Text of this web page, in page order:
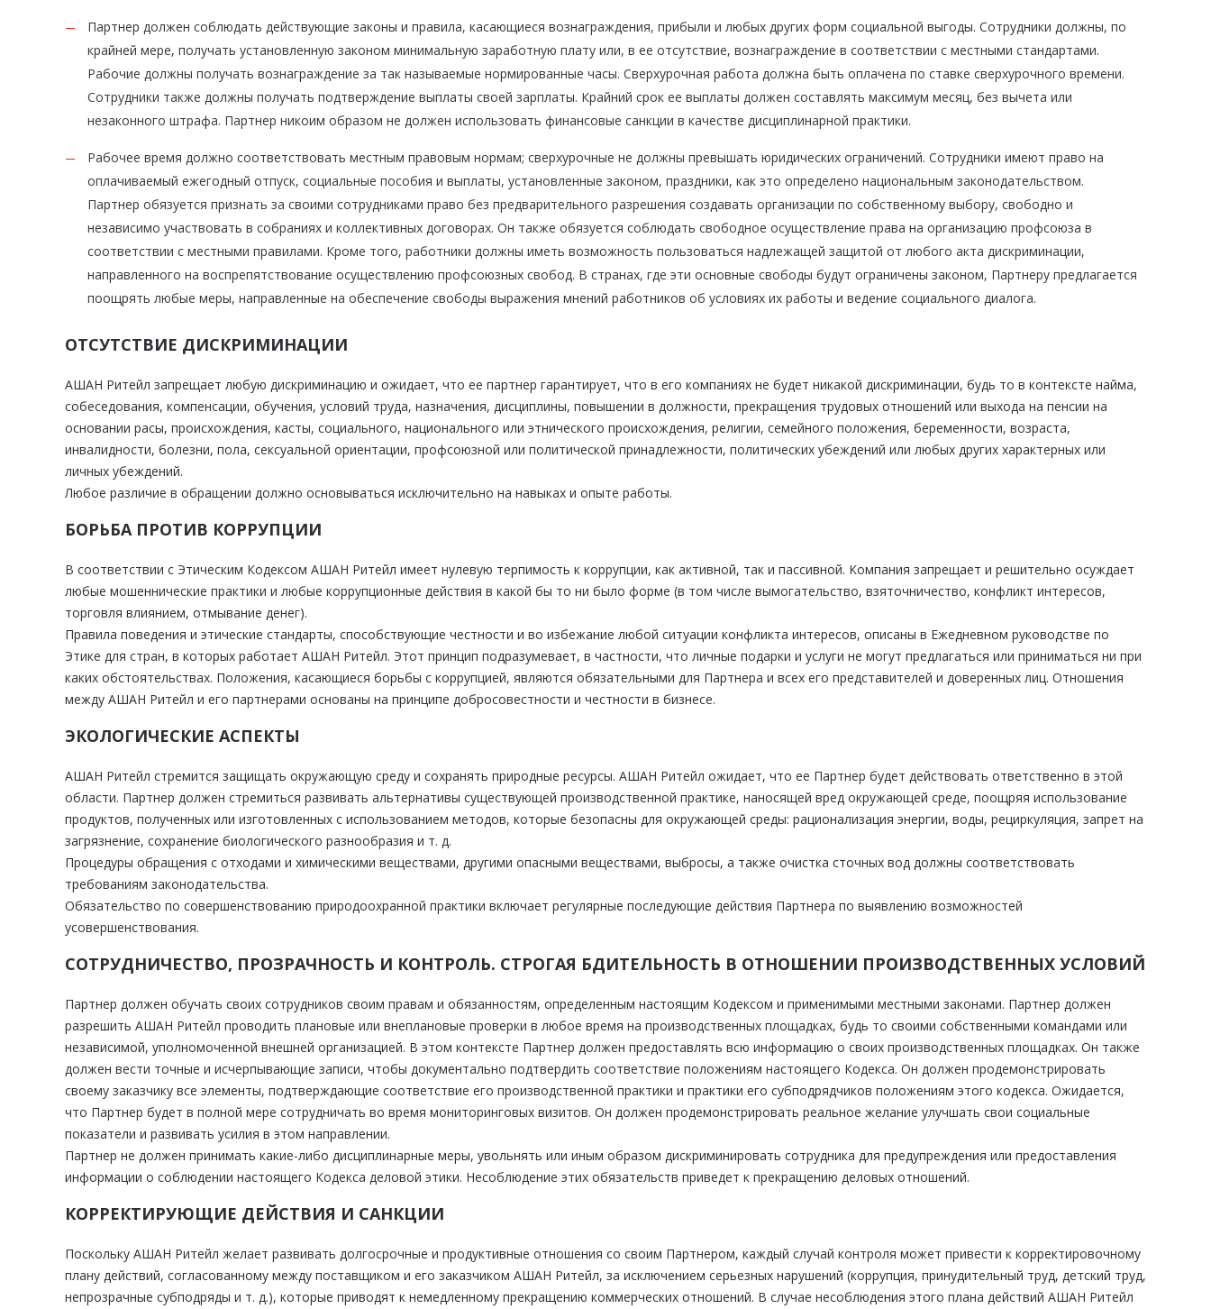
Партнер должен соблюдать действующие законы и правила, касающиеся вознаграждения, прибыли и любых других форм социальной выгоды. Сотрудники должны, по
крайней мере, получать установленную законом минимальную заработную плату или, в ее отсутствие, вознаграждение в соответствии с местными стандартами.
Рабочие должны получать вознаграждение за так называемые нормированные часы. Сверхурочная работа должна быть оплачена по ставке сверхурочного времени.
Сотрудники также должны получать подтверждение выплаты своей зарплаты. Крайний срок ее выплаты должен составлять максимум месяц, без вычета или
незаконного штрафа. Партнер никоим образом не должен использовать финансовые санкции в качестве дисциплинарной практики.
Рабочее время должно соответствовать местным правовым нормам; сверхурочные не должны превышать юридических ограничений. Сотрудники имеют право на
оплачиваемый ежегодный отпуск, социальные пособия и выплаты, установленные законом, праздники, как это определено национальным законодательством.
Партнер обязуется признать за своими сотрудниками право без предварительного разрешения создавать организации по собственному выбору, свободно и
независимо участвовать в собраниях и коллективных договорах. Он также обязуется соблюдать свободное осуществление права на организацию профсоюза в
соответствии с местными правилами. Кроме того, работники должны иметь возможность пользоваться надлежащей защитой от любого акта дискриминации,
направленного на воспрепятствование осуществлению профсоюзных свобод. В странах, где эти основные свободы будут ограничены законом, Партнеру предлагается
поощрять любые меры, направленные на обеспечение свободы выражения мнений работников об условиях их работы и ведение социального диалога.
ОТСУТСТВИЕ ДИСКРИМИНАЦИИ
АШАН Ритейл запрещает любую дискриминацию и ожидает, что ее партнер гарантирует, что в его компаниях не будет никакой дискриминации, будь то в контексте найма,
собеседования, компенсации, обучения, условий труда, назначения, дисциплины, повышении в должности, прекращения трудовых отношений или выхода на пенсии на
основании расы, происхождения, касты, социального, национального или этнического происхождения, религии, семейного положения, беременности, возраста,
инвалидности, болезни, пола, сексуальной ориентации, профсоюзной или политической принадлежности, политических убеждений или любых других характерных или
личных убеждений.
Любое различие в обращении должно основываться исключительно на навыках и опыте работы.
БОРЬБА ПРОТИВ КОРРУПЦИИ
В соответствии с Этическим Кодексом АШАН Ритейл имеет нулевую терпимость к коррупции, как активной, так и пассивной. Компания запрещает и решительно осуждает
любые мошеннические практики и любые коррупционные действия в какой бы то ни было форме (в том числе вымогательство, взяточничество, конфликт интересов,
торговля влиянием, отмывание денег).
Правила поведения и этические стандарты, способствующие честности и во избежание любой ситуации конфликта интересов, описаны в Ежедневном руководстве по
Этике для стран, в которых работает АШАН Ритейл. Этот принцип подразумевает, в частности, что личные подарки и услуги не могут предлагаться или приниматься ни при
каких обстоятельствах. Положения, касающиеся борьбы с коррупцией, являются обязательными для Партнера и всех его представителей и доверенных лиц. Отношения
между АШАН Ритейл и его партнерами основаны на принципе добросовестности и честности в бизнесе.
ЭКОЛОГИЧЕСКИЕ АСПЕКТЫ
АШАН Ритейл стремится защищать окружающую среду и сохранять природные ресурсы. АШАН Ритейл ожидает, что ее Партнер будет действовать ответственно в этой
области. Партнер должен стремиться развивать альтернативы существующей производственной практике, наносящей вред окружающей среде, поощряя использование
продуктов, полученных или изготовленных с использованием методов, которые безопасны для окружающей среды: рационализация энергии, воды, рециркуляция, запрет на
загрязнение, сохранение биологического разнообразия и т. д.
Процедуры обращения с отходами и химическими веществами, другими опасными веществами, выбросы, а также очистка сточных вод должны соответствовать
требованиям законодательства.
Обязательство по совершенствованию природоохранной практики включает регулярные последующие действия Партнера по выявлению возможностей
усовершенствования.
СОТРУДНИЧЕСТВО, ПРОЗРАЧНОСТЬ И КОНТРОЛЬ. СТРОГАЯ БДИТЕЛЬНОСТЬ В ОТНОШЕНИИ ПРОИЗВОДСТВЕННЫХ УСЛОВИЙ
Партнер должен обучать своих сотрудников своим правам и обязанностям, определенным настоящим Кодексом и применимыми местными законами. Партнер должен
разрешить АШАН Ритейл проводить плановые или внеплановые проверки в любое время на производственных площадках, будь то своими собственными командами или
независимой, уполномоченной внешней организацией. В этом контексте Партнер должен предоставлять всю информацию о своих производственных площадках. Он также
должен вести точные и исчерпывающие записи, чтобы документально подтвердить соответствие положениям настоящего Кодекса. Он должен продемонстрировать
своему заказчику все элементы, подтверждающие соответствие его производственной практики и практики его субподрядчиков положениям этого кодекса. Ожидается,
что Партнер будет в полной мере сотрудничать во время мониторинговых визитов. Он должен продемонстрировать реальное желание улучшать свои социальные
показатели и развивать усилия в этом направлении.
Партнер не должен принимать какие-либо дисциплинарные меры, увольнять или иным образом дискриминировать сотрудника для предупреждения или предоставления
информации о соблюдении настоящего Кодекса деловой этики. Несоблюдение этих обязательств приведет к прекращению деловых отношений.
КОРРЕКТИРУЮЩИЕ ДЕЙСТВИЯ И САНКЦИИ
Поскольку АШАН Ритейл желает развивать долгосрочные и продуктивные отношения со своим Партнером, каждый случай контроля может привести к корректировочному
плану действий, согласованному между поставщиком и его заказчиком АШАН Ритейл, за исключением серьезных нарушений (коррупция, принудительный труд, детский труд,
непрозрачные субподряды и т. д.), которые приводят к немедленному прекращению коммерческих отношений. В случае несоблюдения этого плана действий АШАН Ритейл